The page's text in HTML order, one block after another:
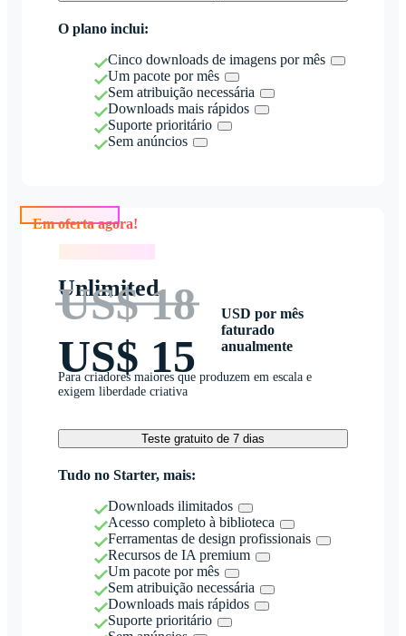
O plano inclui:
Cinco downloads de imagens por mês
Um pacote por mês
Sem atribuição necessária
Downloads mais rápidos
Suporte prioritário
Sem anúncios
Unlimited
US$ 18
US$ 15
USD por mês
faturado
anualmente
Para criadores maiores que produzem em escala e
exigem liberdade criativa
Teste gratuito de 7 dias
Tudo no Starter, mais:
Downloads ilimitados
Acesso completo à biblioteca
Ferramentas de design profissionais
Recursos de IA premium
Um pacote por mês
Sem atribuição necessária
Downloads mais rápidos
Suporte prioritário